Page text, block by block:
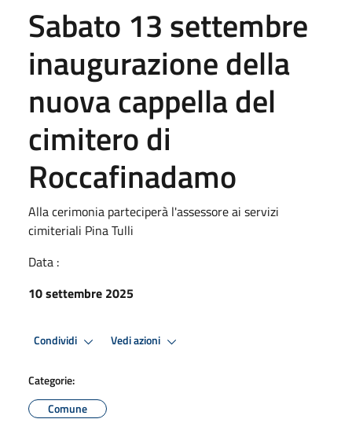
Sabato 13 settembre
inaugurazione della
nuova cappella del
cimitero di
Roccafinadamo
Alla cerimonia parteciperà l'assessore ai servizi
cimiteriali Pina Tulli
Data :
10 settembre 2025
Condividi Vedi azioni
Categorie:
Comune